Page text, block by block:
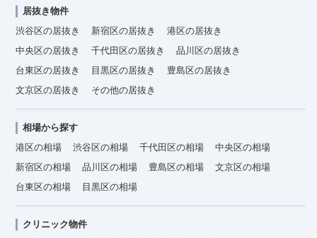
居抜き物件
渋谷区の居抜き
新宿区の居抜き
港区の居抜き
中央区の居抜き
千代田区の居抜き
品川区の居抜き
台東区の居抜き
目黒区の居抜き
豊島区の居抜き
文京区の居抜き
その他の居抜き
相場から探す
港区の相場
渋谷区の相場 千代田区の相場
中央区の相場
新宿区の相場
品川区の相場 豊島区の相場
文京区の相場
台東区の相場
目黒区の相場
クリニック物件